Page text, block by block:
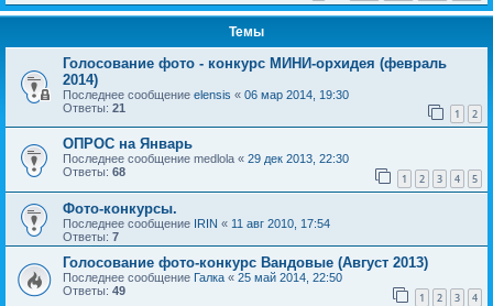
Темы
Голосование фото - конкурс МИНИ-орхидея (февраль
2014)
Последнее сообщение elensis « 06 мар 2014, 19:30
Ответы: 21 1 2
ОПРОС на Январь
Последнее сообщение medlola « 29 дек 2013, 22:30
Ответы: 68 1 2 3 4 5
Фото-конкурсы.
Последнее сообщение IRIN « 11 авг 2010, 17:54
Ответы: 7
Голосование фото-конкурс Вандовые (Август 2013)
Последнее сообщение Галка « 25 май 2014, 22:50
Ответы: 49 1 2 3 4